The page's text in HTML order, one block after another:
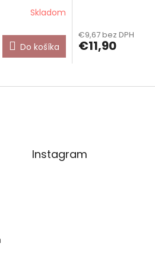
Skladom
Do košíka
€9,67 bez DPH
€11,90
Instagram